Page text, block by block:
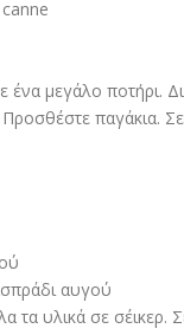
ένα μεγάλο ποτήρι.
παγάκια.
αυγού
τα υλικά σε σέικερ.